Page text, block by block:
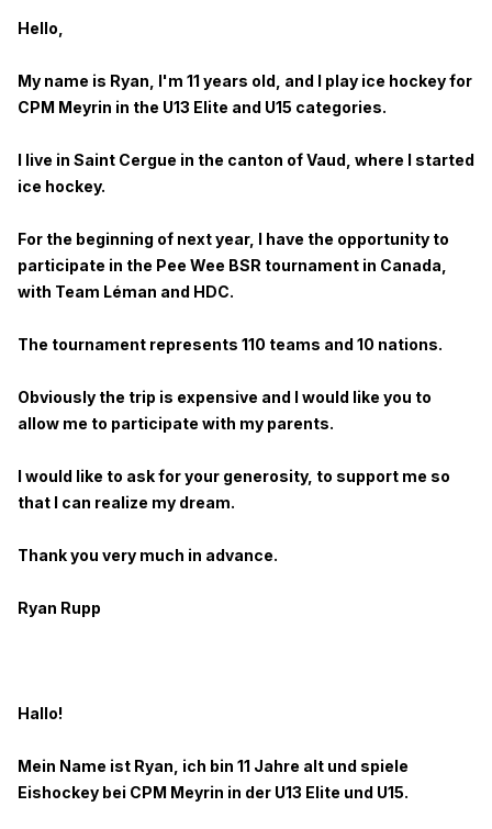
Hello,
My name is Ryan, I'm 11 years old, and I play ice hockey for
CPM Meyrin in the U13 Elite and U15 categories.
I live in Saint Cergue in the canton of Vaud, where I started
ice hockey.
For the beginning of next year, I have the opportunity to
participate in the Pee Wee BSR tournament in Canada,
with Team Léman and HDC.
The tournament represents 110 teams and 10 nations.
Obviously the trip is expensive and I would like you to
allow me to participate with my parents.
I would like to ask for your generosity, to support me so
that I can realize my dream.
Thank you very much in advance.
Ryan Rupp
Hallo!
Mein Name ist Ryan, ich bin 11 Jahre alt und spiele
Eishockey bei CPM Meyrin in der U13 Elite und U15.